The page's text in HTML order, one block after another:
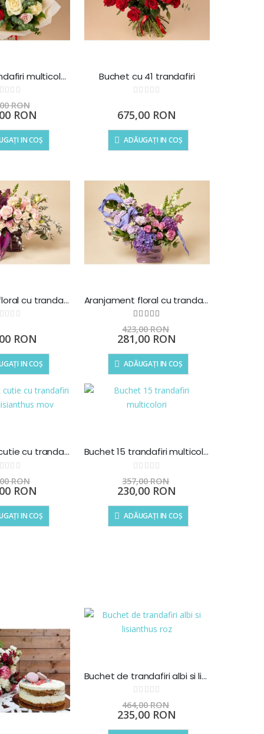
Buchet 9 trandafiri multicolori
Rating:
RON
RON
IN COȘ
Buchet cu 41 trandafiri
Rating:
675,00 RON
ADĂUGAȚI IN COȘ
Aranjament floral cu trandafiri si lisianthus
Rating:
RON
IN COȘ
Aranjament floral cu trandafiri si hortensii
Rating:
% of
423,00 RON
Preț
special
281,00 RON
ADĂUGAȚI IN COȘ
Aranjament cutie cu trandafiri galbeni si lisianthus mov
Rating:
RON
RON
IN COȘ
Buchet 15 trandafiri multicolori
Rating:
357,00 RON
Preț
special
230,00 RON
ADĂUGAȚI IN COȘ
Buchet de trandafiri albi si lisianthus roz
Rating:
0%
464,00 RON
Preț
special
235,00 RON